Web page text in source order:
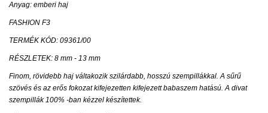
Anyag: emberi haj
FASHION F3
TERMÉK KÓD: 09361/00
RÉSZLETEK: 8 mm - 13 mm
Finom, rövidebb haj váltakozik szilárdabb, hosszú szempillákkal. A sűrű
szövés és az erős fokozat kifejezetten kifejezett babaszem hatású. A divat
szempillák 100% -ban kézzel készítettek.